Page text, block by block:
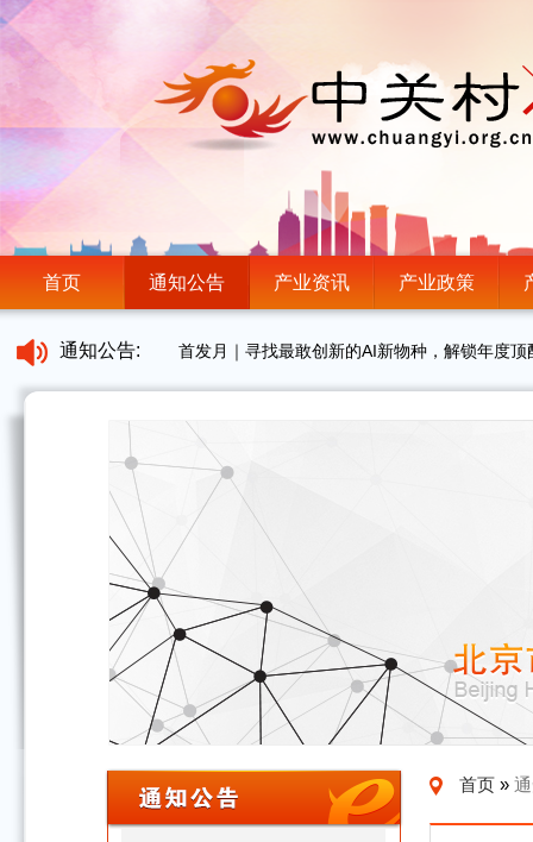
首页 通知公告 产业资讯 产业政策
通知公告: 首发月｜寻找最敢创新的AI新物种，解锁年度
“智赢未来——人工智能+企业转型”企业沙龙邀
北京市广电局关于开展2026年“京琅琊”人才专
关于开展2026年度重点文旅项目征集工作的通知
首页 »